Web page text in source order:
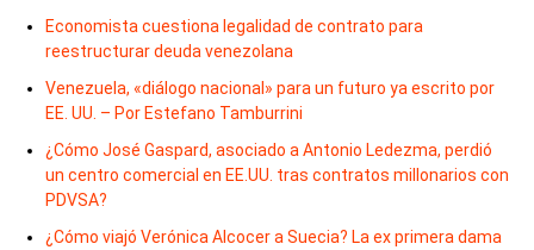
Economista cuestiona legalidad de contrato para
reestructurar deuda venezolana
Venezuela, «diálogo nacional» para un futuro ya escrito por
EE. UU. – Por Estefano Tamburrini
¿Cómo José Gaspard, asociado a Antonio Ledezma, perdió
un centro comercial en EE.UU. tras contratos millonarios con
PDVSA?
¿Cómo viajó Verónica Alcocer a Suecia? La ex primera dama